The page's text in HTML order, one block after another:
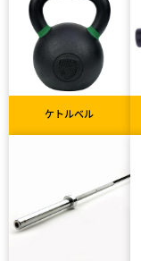
ケトルベル